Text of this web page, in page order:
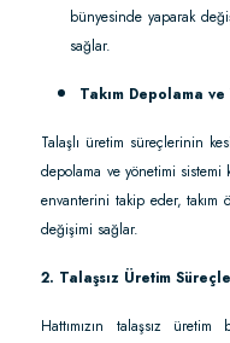
bünyesinde yaparak
sağlar.
Takım Depolama
Talaşlı üretim süreçlerinin
depolama ve yönetimi sistemi
envanterini takip eder, takım
değişimi sağlar.
2. Talaşsız Üretim
Hattımızın talaşsız